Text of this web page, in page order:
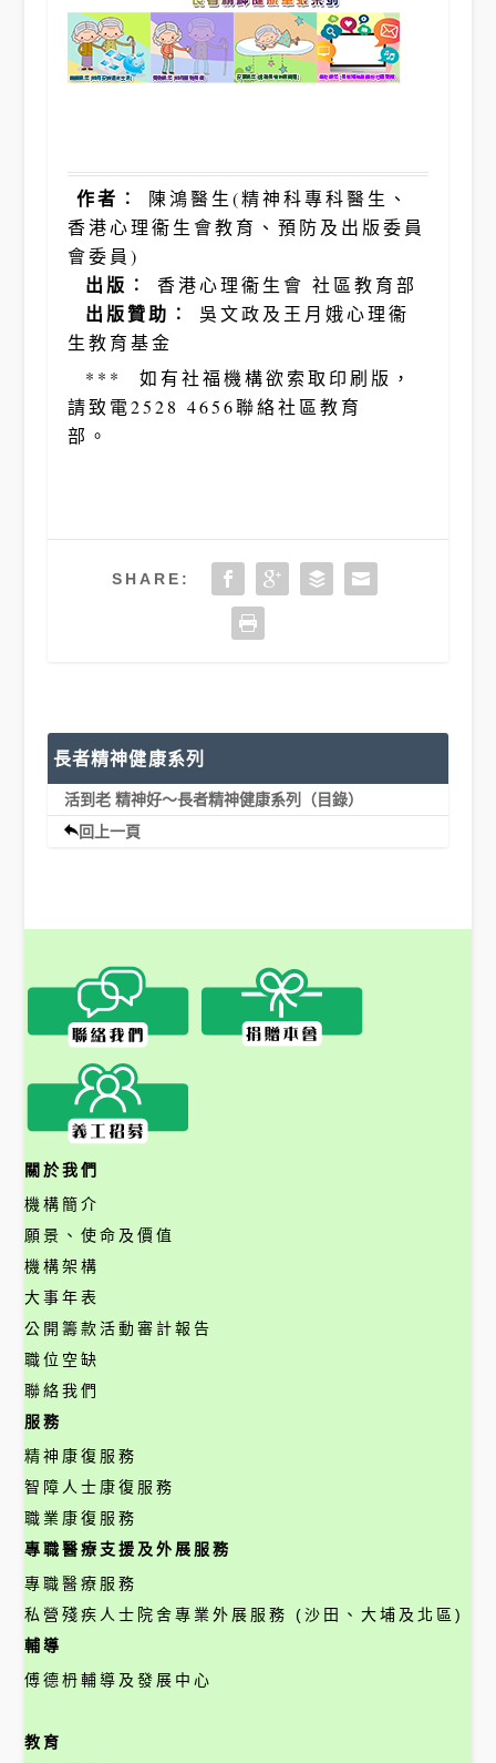
作者︰
陳鴻醫生(精神科專科醫生、
香港心理衞生會教育、預防及出版委員
會委員)
出版︰ 香港心理衞生會 社區教育部
出版贊助︰
吳文政及王月娥心理衞
生教育基金
*** 如有社福機構欲索取印刷版，
請致電2528 4656聯絡社區教育
部。
SHARE:
長者精神健康系列
活到老 精神好～長者精神健康系列（目錄）
回上一頁
關於我們
機構簡介
願景、使命及價值
機構架構
大事年表
公開籌款活動審計報告
職位空缺
聯絡我們
服務
精神康復服務
智障人士康復服務
職業康復服務
專職醫療支援及外展服務
專職醫療服務
私營殘疾人士院舍專業外展服務 (沙田、大埔及北區)
輔導
傅德枬輔導及發展中心
教育